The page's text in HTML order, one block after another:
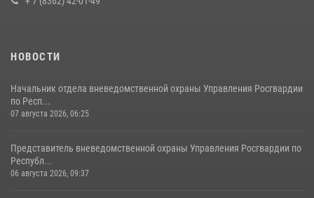
НОВОСТИ
Начальник отдела вневедомственной охраны Управления Росгвардии
по Респ...
07 августа 2026, 06:25
Представитель вневедомственной охраны Управления Росгвардии по
Республ...
06 августа 2026, 09:37